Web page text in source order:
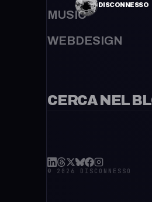
MUSIC
WEBDESIGN
CERCA NEL
© 2026 DISCONNESSO
DISCONNESSO